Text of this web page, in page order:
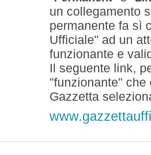
un collegamento
permanente fa sì
Ufficiale" ad un
funzionante e
Il seguente link,
"funzionante"
Gazzetta